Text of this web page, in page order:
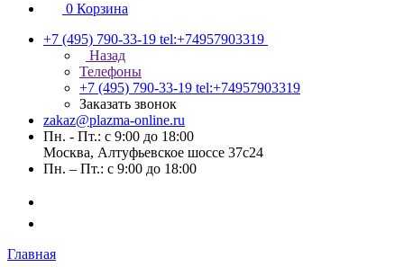
0 Корзина
+7 (495) 790-33-19 tel:+74957903319
Назад
Телефоны
+7 (495) 790-33-19 tel:+74957903319
Заказать звонок
zakaz@plazma-online.ru
Пн. - Пт.: с 9:00 до 18:00
Москва, Алтуфьевское шоссе 37с24
Пн. – Пт.: с 9:00 до 18:00
Главная